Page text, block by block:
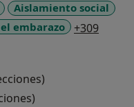
Aislamiento social
embarazo +309